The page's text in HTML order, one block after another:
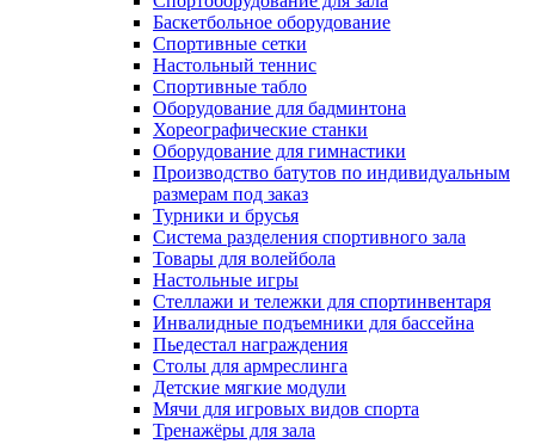
Баскетбольное оборудование
Спортивные сетки
Настольный теннис
Спортивные табло
Оборудование для бадминтона
Хореографические станки
Оборудование для гимнастики
Производство батутов по индивидуальным
размерам под заказ
Турники и брусья
Система разделения спортивного зала
Товары для волейбола
Настольные игры
Стеллажи и тележки для спортинвентаря
Инвалидные подъемники для бассейна
Пьедестал награждения
Столы для армреслинга
Детские мягкие модули
Мячи для игровых видов спорта
Тренажёры для зала